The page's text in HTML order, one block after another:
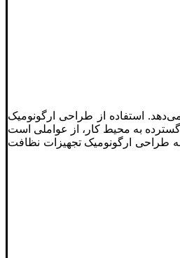
استفاده از طراحی ارگونومیک
به محیط کار، از عواملی است
طراحی ارگونومیک تجهیزات نظافت